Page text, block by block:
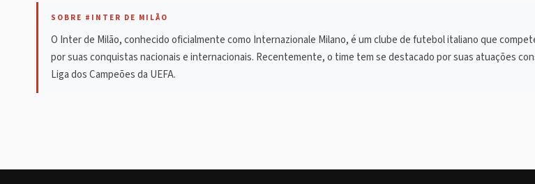
SOBRE #INTER DE MILÃO
O Inter de Milão, conhecido oficialmente como Internazionale Milano, é um clube de futebol italiano que
por suas conquistas nacionais e internacionais. Recentemente, o time tem se destacado por suas atuações
Liga dos Campeões da UEFA.